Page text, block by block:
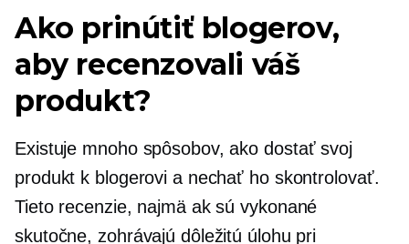
Ako prinútiť blogerov,
aby recenzovali váš
produkt?
Existuje mnoho spôsobov, ako dostať svoj
produkt k blogerovi a nechať ho skontrolovať.
Tieto recenzie, najmä ak sú vykonané
skutočne, zohrávajú dôležitú úlohu pri